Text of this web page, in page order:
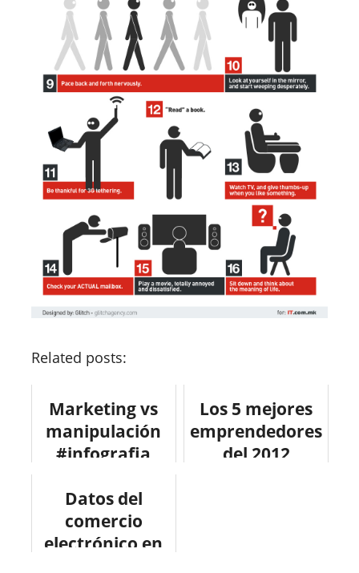
Related posts:
Marketing vs
manipulación
#infografia
#marketing
#socialmedia
Los 5 mejores
emprendedores
del 2012
Datos del
comercio
electrónico en